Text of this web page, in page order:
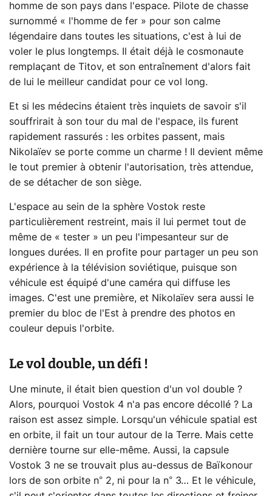
homme de son pays dans l'espace. Pilote de chasse
surnommé « l'homme de fer » pour son calme
légendaire dans toutes les situations, c'est à lui de
voler le plus longtemps. Il était déjà le cosmonaute
remplaçant de Titov, et son entraînement d'alors fait
de lui le meilleur candidat pour ce vol long.
Et si les médecins étaient très inquiets de savoir s'il
souffrirait à son tour du mal de l'espace, ils furent
rapidement rassurés : les orbites passent, mais
Nikolaïev se porte comme un charme ! Il devient même
le tout premier à obtenir l'autorisation, très attendue,
de se détacher de son siège.
L'espace au sein de la sphère Vostok reste
particulièrement restreint, mais il lui permet tout de
même de « tester » un peu l'impesanteur sur de
longues durées. Il en profite pour partager un peu son
expérience à la télévision soviétique, puisque son
véhicule est équipé d'une caméra qui diffuse les
images. C'est une première, et Nikolaïev sera aussi le
premier du bloc de l'Est à prendre des photos en
couleur depuis l'orbite.
Le vol double, un défi !
Une minute, il était bien question d'un vol double ?
Alors, pourquoi Vostok 4 n'a pas encore décollé ? La
raison est assez simple. Lorsqu'un véhicule spatial est
en orbite, il fait un tour autour de la Terre. Mais cette
dernière tourne sur elle-même. Aussi, la capsule
Vostok 3 ne se trouvait plus au-dessus de Baïkonour
lors de son orbite n° 2, ni pour la n° 3… Et le véhicule,